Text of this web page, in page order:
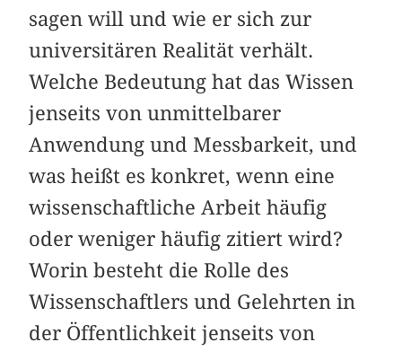
sagen will und wie er sich zur
universitären Realität verhält.
Welche Bedeutung hat das Wissen
jenseits von unmittelbarer
Anwendung und Messbarkeit, und
was heißt es konkret, wenn eine
wissenschaftliche Arbeit häufig
oder weniger häufig zitiert wird?
Worin besteht die Rolle des
Wissenschaftlers und Gelehrten in
der Öffentlichkeit jenseits von